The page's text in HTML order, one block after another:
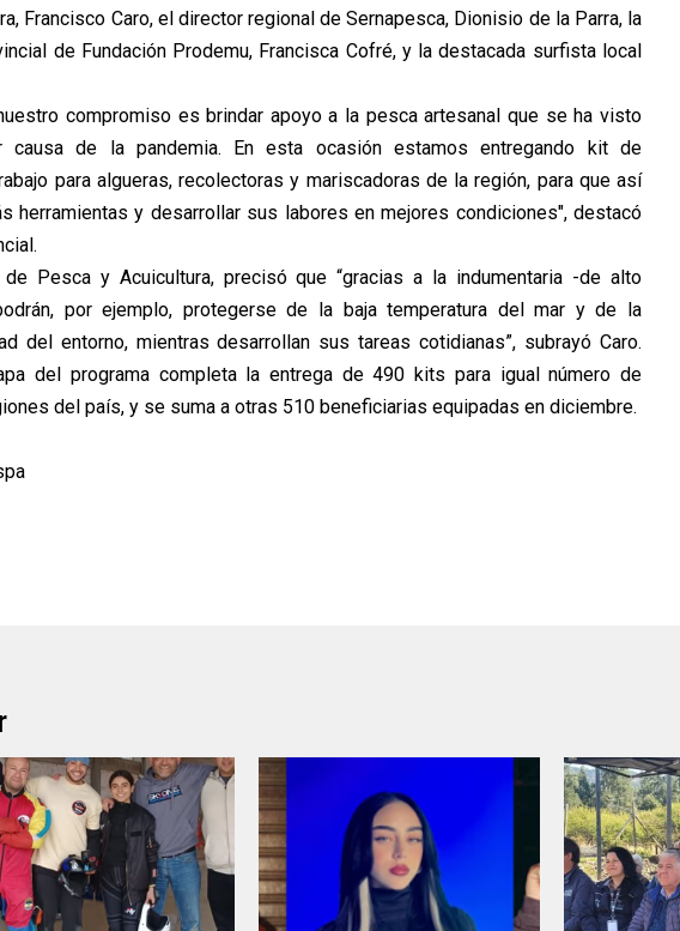
Francisco Caro, el director regional de Sernapesca, Dionisio de la Parra, la
de Fundación Prodemu, Francisca Cofré, y la destacada surfista local
compromiso es brindar apoyo a la pesca artesanal que se ha visto
causa de la pandemia. En esta ocasión estamos entregando kit de
para algueras, recolectoras y mariscadoras de la región, para que así
herramientas y desarrollar sus labores en mejores condiciones", destacó
Pesca y Acuicultura, precisó que “gracias a la indumentaria -de alto
por ejemplo, protegerse de la baja temperatura del mar y de la
del entorno, mientras desarrollan sus tareas cotidianas”, subrayó Caro.
del programa completa la entrega de 490 kits para igual número de
del país, y se suma a otras 510 beneficiarias equipadas en diciembre.